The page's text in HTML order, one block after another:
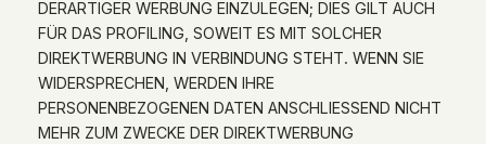
DERARTIGER WERBUNG EINZULEGEN; DIES GILT AUCH
FÜR DAS PROFILING, SOWEIT ES MIT SOLCHER
DIREKTWERBUNG IN VERBINDUNG STEHT. WENN SIE
WIDERSPRECHEN, WERDEN IHRE
PERSONENBEZOGENEN DATEN ANSCHLIESSEND NICHT
MEHR ZUM ZWECKE DER DIREKTWERBUNG